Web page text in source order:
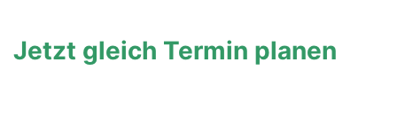
Jetzt gleich Termin planen